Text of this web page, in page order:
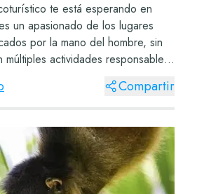
te está esperando en
un apasionado de los lugares
por la mano del hombre, sin
múltiples actividades responsables
has encontrado t...
Compartir